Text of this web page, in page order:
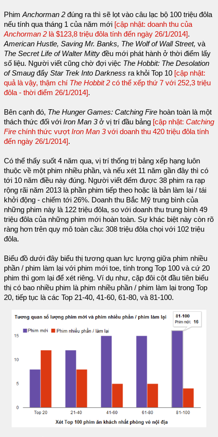
PhimAnchorman 2 đúng ra thì sẽ lọt vào câu lạc bộ 100 triệu đôla
nếu tính qua tháng 1 của năm mới [cập nhật: doanh thu của
Anchorman 2 là $123,8 triệu đôla tính đến ngày 26/1/2014].
American Hustle, Saving Mr. Banks, The Wolf of Wall Street, và
The Secret Life of Walter Mitty đều mới phát hành ở thời điểm lấy
số liệu. Người viết cũng chờ đợi việc The Hobbit: The Desolation
of Smaug đẩy Star Trek Into Darkness ra khỏi Top 10 [cập nhật:
quả là vậy, thậm chí The Hobbit 2 có thể xếp thứ 7 với 252,3 triệu
đôla - thời điểm 26/1/2014].
Bên cạnh đó, The Hunger Games: Catching Fire hoàn toàn là một
thách thức đối với Iron Man 3ở vị trí đầu bảng [cập nhật: Catching
Fire chính thức vượt Iron Man 3với doanh thu 420 triệu đôla tính
đến ngày 26/1/2014].
Có thể thấy suốt 4 năm qua, vị trí thống trị bảng xếp hạng luôn
thuộc về một phim nhiều phần, và nếu xét 11 năm gần đây thì có
tới 10 năm điều này đúng. Người viết đếm được 38 phim ra rạp
rộng rãi năm 2013 là phần phim tiếp theo hoặc là bản làm lại / tái
khởi động - chiếm tới 26%. Doanh thu Bắc Mỹ trung bình của
những phim này là 122 triệu đôla, so với doanh thu trung bình 49
triệu đôla của những phim mới hoàn toàn. Sự khác biệt này còn rõ
ràng hơn trên quy mô toàn cầu: 308 triệu đôla chọi với 102 triệu
đôla.
Biểu đồ dưới đây biểu thị tương quan lực lượng giữa phim nhiều
phần / phim làm lại với phim mới toe, tính trong Top 100 và cứ 20
phim thì gom lại để xét riêng. Ví dụ như, cặp đôi cột đầu tiên biểu
thị có bao nhiều phim là phim nhiều phần / phim làm lại trong Top
20, tiếp tục là các Top 21-40, 41-60, 61-80, và 81-100.